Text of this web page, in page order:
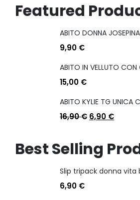
Featured
ABITO DONNA
9,90 €
ABITO IN VELLUTO CON
15,00 €
ABITO KYLIE TG UNICA
16,90€ 6,90 €
Best Selling
6,90 €